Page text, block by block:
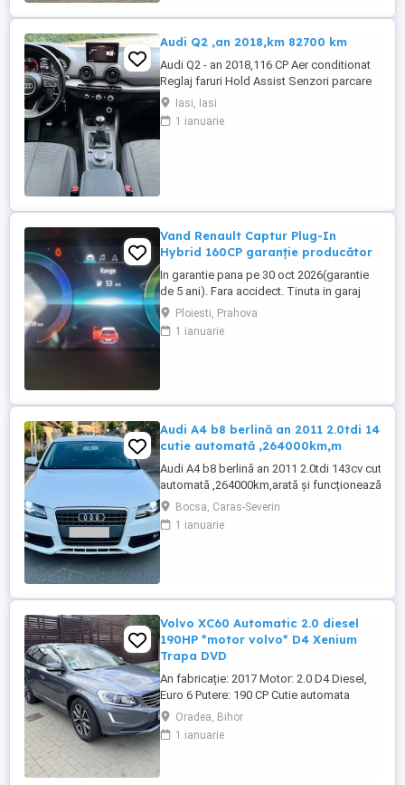
Audi Q2 ,an 2018,km 82700 km
Audi Q2 - an 2018,116 CP Aer conditionat
Reglaj faruri Hold Assist Senzori parcare
spate Zone climatice standard Navigatie
mare Roată de rezervă Tractiune fata
Volan din piele cu comenzi Atașare ISOFIX
Iasi, Iasi
1 ianuarie
Vand Renault Captur Plug-In
Hybrid 160CP garanție producător
In garantie pana pe 30 oct 2026(garantie
de 5 ani). Fara accidect. Tinuta in garaj
(arata ca noua, nu are zgarieturi). Folosita
doar la naveta(30km zilnic). Nu are urme
de uzura, placutele si discurile nu sunt
Ploiesti, Prahova
1 ianuarie
Audi A4 b8 berlină an 2011 2.0tdi 143cv
cutie automată ,264000km,m
Audi A4 b8 berlină an 2011 2.0tdi 143cv cutie
automată ,264000km,arată și funcționează
super ok,înlocuit
funcțională ,leduri,navigație color ,volan piele
Bocsa, Caras-Severin
1 ianuarie
Volvo XC60 Automatic 2.0 diesel
190HP *motor volvo* D4 Xenium
Trapa DVD
An fabricație: 2017 Motor: 2.0 D4 Diesel,
Euro 6 Putere: 190 CP Cutie automata
Motor de volvo (nu de Ford) Trim: XENIUM
Kilometraj: 255.000 Locație: Oradea
Service la zi Full Panoramic Virtual Cockpit
Oradea, Bihor
1 ianuarie